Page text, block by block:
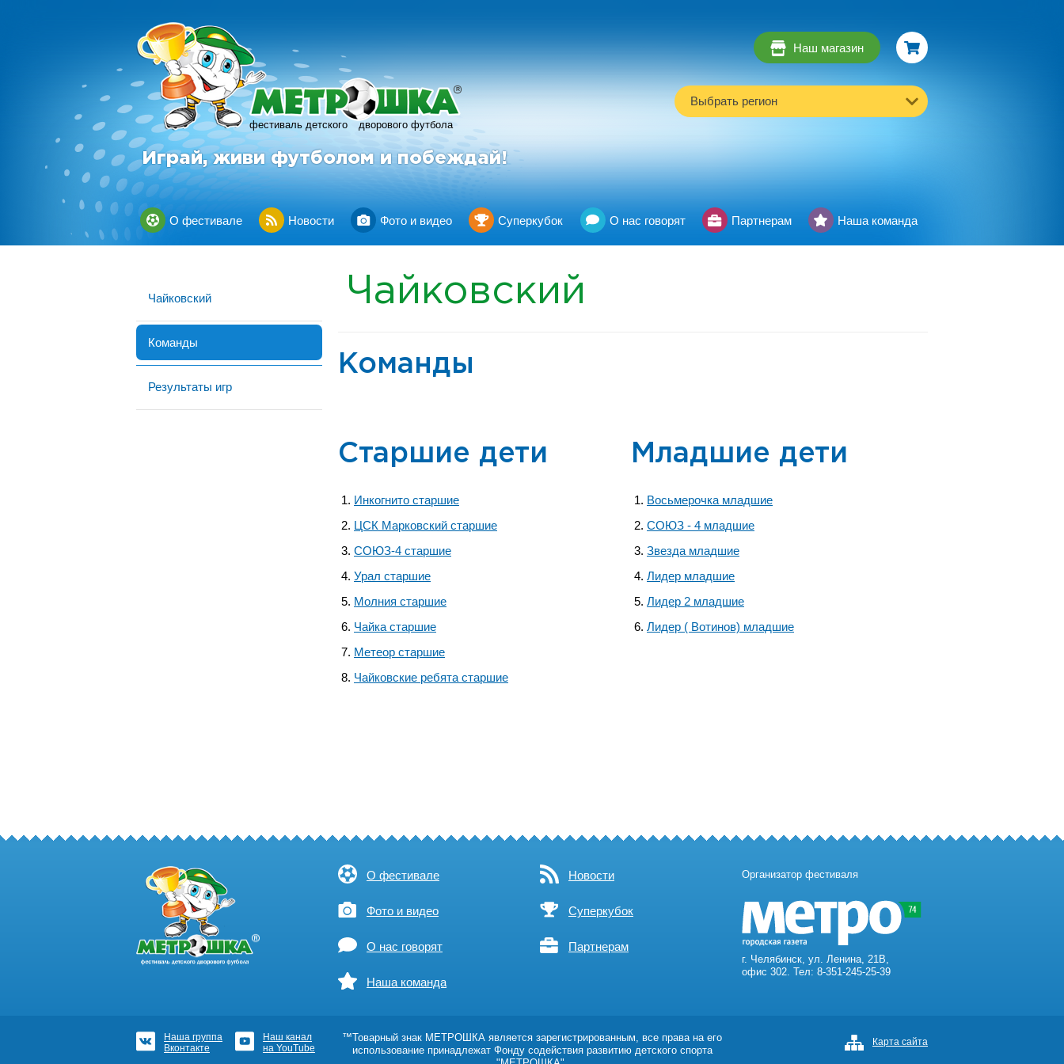
фестиваль детского дворового футбола
R
Играй, живи футболом и побеждай!
Наш магазин
Выбрать регион
О фестивале Новости Фото и видео Суперкубок О нас говорят Партнерам Наша команда
Чайковский
Команды
Результаты игр
Чайковский
Команды
Старшие дети
Инкогнито старшие
ЦСК Марковский старшие
СОЮЗ-4 старшие
Урал старшие
Молния старшие
Чайка старшие
Метеор старшие
Чайковские ребята старшие
Младшие дети
Восьмерочка младшие
СОЮЗ - 4 младшие
Звезда младшие
Лидер младшие
Лидер 2 младшие
Лидер ( Вотинов) младшие
О фестивале Новости
Фото и видео Суперкубок
О нас говорят Партнерам
Наша команда
Организатор фестиваля
г. Челябинск, ул. Ленина, 21В,
офис 302. Тел: 8-351-245-25-39
Наша группа
Вконтакте
Наш канал
на YouTube
™Товарный знак МЕТРОШКА является зарегистрированным, все права на его
использование принадлежат Фонду содействия развитию детского спорта
Карта сайта